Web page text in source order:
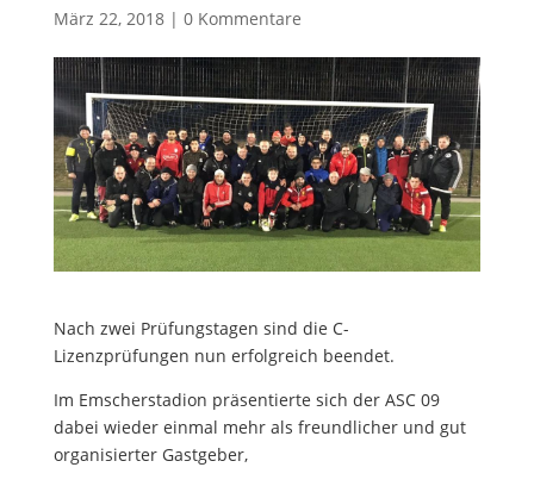
März 22, 2018| 0 Kommentare
Nach zwei Prüfungstagen sind die C-
Lizenzprüfungen nun erfolgreich beendet.
Im Emscherstadion präsentierte sich der ASC 09
dabei wieder einmal mehr als freundlicher und gut
organisierter Gastgeber,